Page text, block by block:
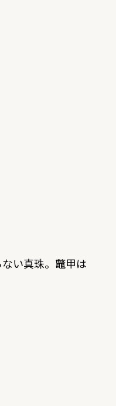
い真珠。鼈甲は